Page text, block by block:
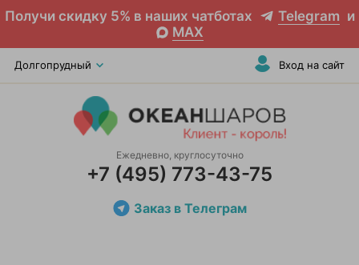
Получи скидку 5% в наших чатботах Telegram и
MAX
Долгопрудный Вход на сайт
Ежедневно, круглосуточно
+7 (495) 773-43-75
Заказ в Телеграм